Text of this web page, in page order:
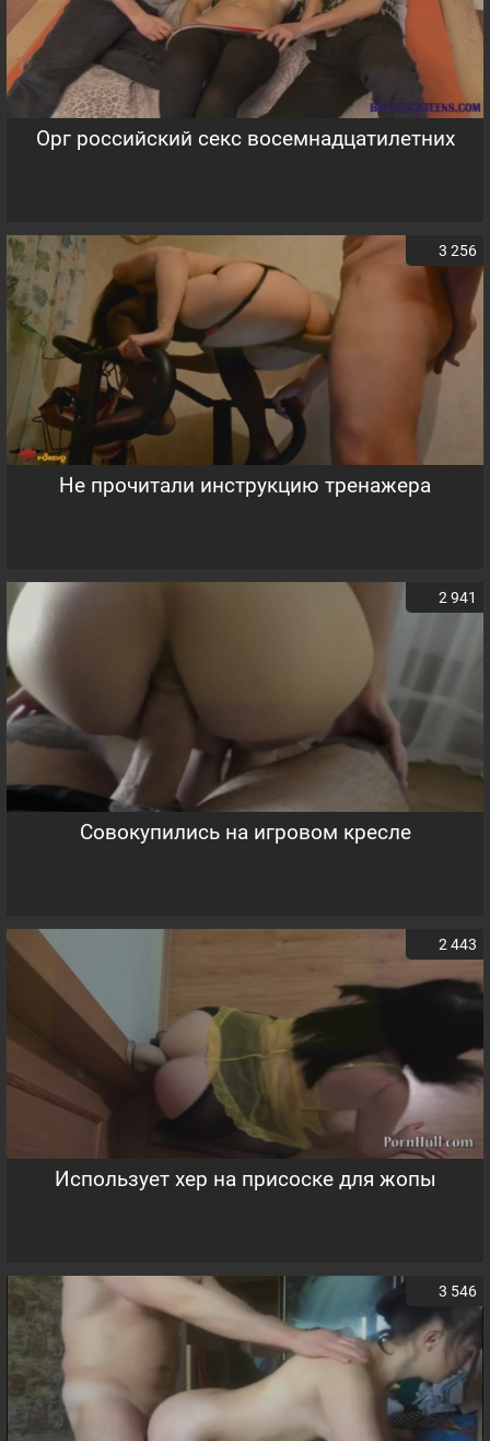
Орг российский секс восемнадцатилетних
3 256
Не прочитали инструкцию тренажера
2 941
Совокупились на игровом кресле
2 443
Использует хер на присоске для жопы
3 546